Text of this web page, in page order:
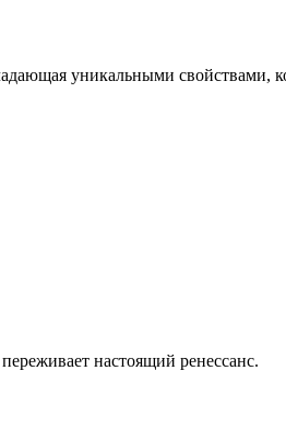
уникальными свойствами,
настоящий ренессанс.